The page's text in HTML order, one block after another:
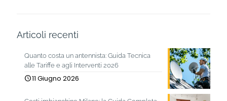
Articoli recenti
Quanto costa un antennista: Guida Tecnica
alle Tariffe e agli Interventi 2026
11 Giugno 2026